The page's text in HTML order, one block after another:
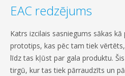
EAC redzējums
Katrs izcilais sasniegums sākas
prototips, kas pēc tam tiek
līdz tas kļūst par gala produktu.
tirgū, kur tas tiek pārraudzīts un